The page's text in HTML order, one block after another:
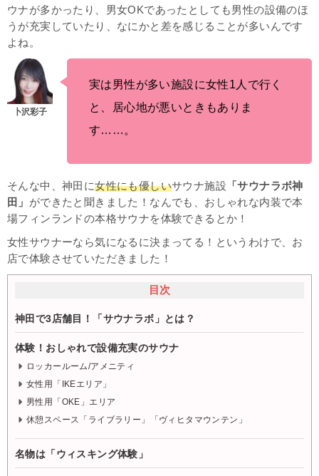
ウナが多かったり、男女OKであったとしても男性の設備のほ
うが充実していたり、なにかと差を感じることが多いんです
よね。
実は男性が多い施設に女性1人で行く
と、居心地が悪いときもありま
す……。
そんな中、神田に女性にも優しいサウナ施設 「サウナラボ神
田」 ができたと聞きました！なんでも、おしゃれな内装で本
場フィンランドの本格サウナを体験できるとか！
女性サウナーなら気になるに決まってる！というわけで、お
店で体験させていただきました！
目次
神田で3店舗目！「サウナラボ」とは？
体験！おしゃれで設備充実のサウナ
ロッカールーム/アメニティ
女性用「IKEエリア」
男性用「OKE」エリア
休憩スペース「ライブラリー」「ヴィヒタマウンテン」
名物は「ウィスキング体験」